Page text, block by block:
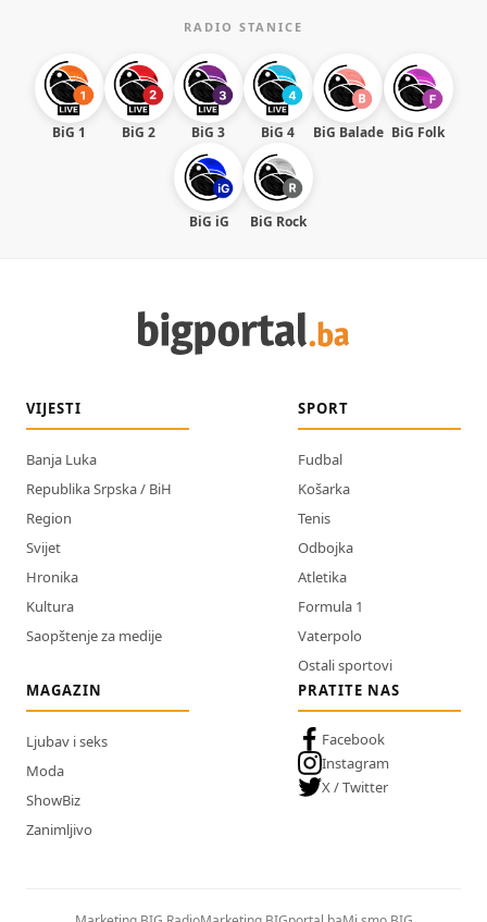
RADIO STANICE
BiG 1 BiG 2 BiG 3 BiG 4 BiG Balade BiG Folk
BiG iG BiG Rock
VIJESTI
Banja Luka
Republika Srpska / BiH
Region
Svijet
Hronika
Kultura
Saopštenje za medije
SPORT
Fudbal
Košarka
Tenis
Odbojka
Atletika
Formula 1
Vaterpolo
Ostali sportovi
MAGAZIN
Ljubav i seks
Moda
ShowBiz
Zanimljivo
PRATITE NAS
Facebook
Instagram
X / Twitter